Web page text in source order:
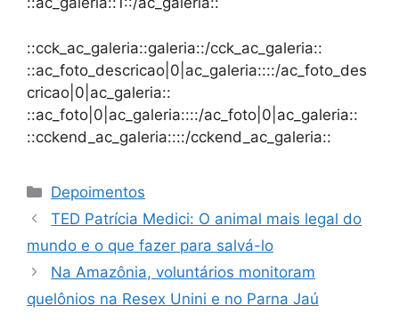
::cck_ac_galeria::galeria::/cck_ac_galeria::
::ac_foto_descricao|0|ac_galeria::::/ac_foto_des
cricao|0|ac_galeria::
::ac_foto|0|ac_galeria::::/ac_foto|0|ac_galeria::
::cckend_ac_galeria::::/cckend_ac_galeria::
Depoimentos
TED Patrícia Medici: O animal mais legal do
mundo e o que fazer para salvá-lo
Na Amazônia, voluntários monitoram
quelônios na Resex Unini e no Parna Jaú